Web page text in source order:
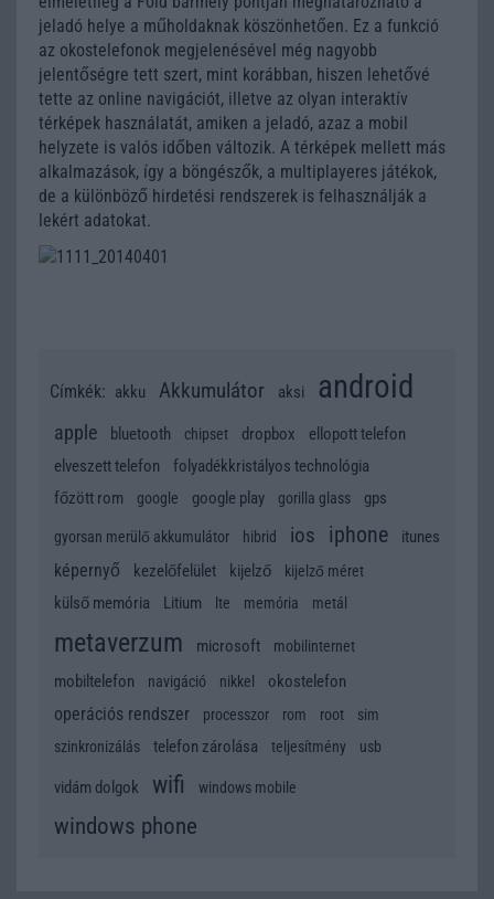
jeladó helye a műholdaknak köszönhetően. Ez a funkció
az okostelefonok megjelenésével még nagyobb
jelentőségre tett szert, mint korábban, hiszen lehetővé
tette az online navigációt, illetve az olyan interaktív
térképek használatát, amiken a jeladó, azaz a mobil
helyzete is valós időben változik. A térképek mellett más
alkalmazások, így a böngészők, a multiplayeres játékok,
de a különböző hirdetési rendszerek is felhasználják a
lekért adatokat.
Címkék: akku Akkumulátor aksi android
apple bluetooth chipset dropbox
ellopott telefon
elveszett telefon
folyadékkristályos technológia
főzött rom
google google play gorilla glass gps
gyorsan merülő akkumulátor hibrid ios iphone itunes
képernyő kezelőfelület kijelző kijelző méret
külső memória Litium lte memória metál
metaverzum microsoft mobilinternet
mobiltelefon navigáció nikkel okostelefon
operációs rendszer processzor rom root
sim
szinkronizálás
telefon zárolása teljesítmény usb
vidám dolgok wifi windows mobile
windows phone